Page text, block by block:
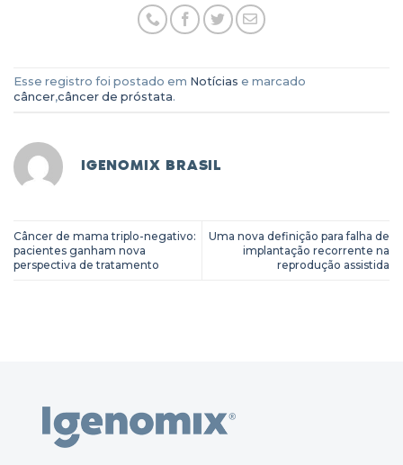
Esse registro foi postado em Notícias e marcado
câncer,câncer de próstata.
IGENOMIX BRASIL
Câncer de mama triplo-negativo:
pacientes ganham nova
perspectiva de tratamento
Uma nova definição para falha de
implantação recorrente na
reprodução assistida